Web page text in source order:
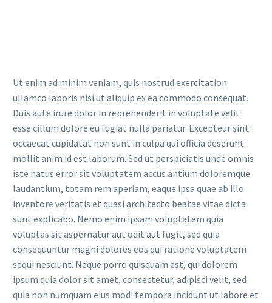
Ut enim ad minim veniam, quis nostrud exercitation
ullamco laboris nisi ut aliquip ex ea commodo consequat.
Duis aute irure dolor in reprehenderit in voluptate velit
esse cillum dolore eu fugiat nulla pariatur. Excepteur sint
occaecat cupidatat non sunt in culpa qui officia deserunt
mollit anim id est laborum. Sed ut perspiciatis unde omnis
iste natus error sit voluptatem accus antium doloremque
laudantium, totam rem aperiam, eaque ipsa quae ab illo
inventore veritatis et quasi architecto beatae vitae dicta
sunt explicabo. Nemo enim ipsam voluptatem quia
voluptas sit aspernatur aut odit aut fugit, sed quia
consequuntur magni dolores eos qui ratione voluptatem
sequi nesciunt. Neque porro quisquam est, qui dolorem
ipsum quia dolor sit amet, consectetur, adipisci velit, sed
quia non numquam eius modi tempora incidunt ut labore et